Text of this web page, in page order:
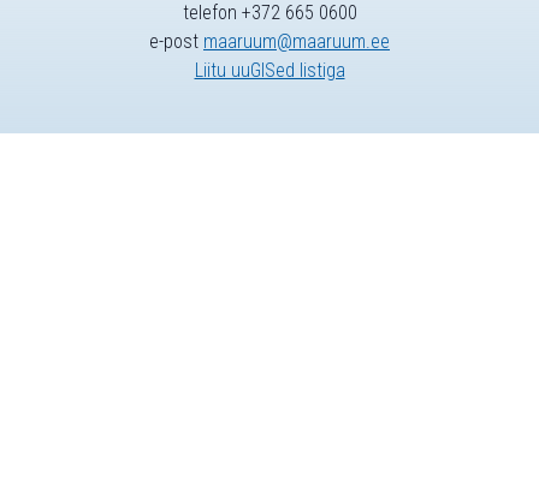
telefon +372 665 0600
e-post maaruum@maaruum.ee
Liitu uuGISed listiga